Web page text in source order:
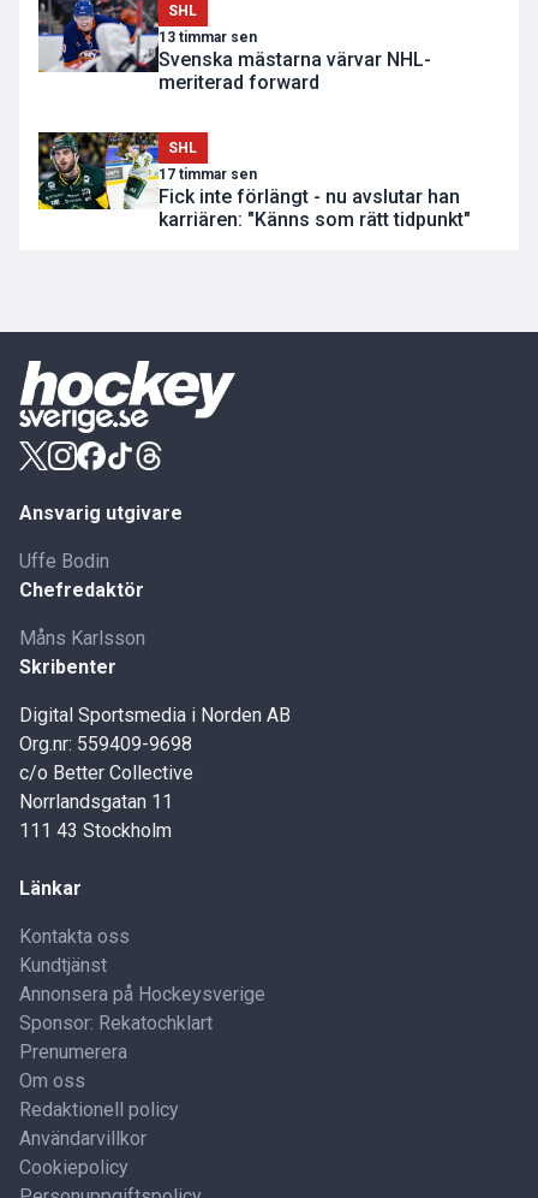
SHL
13 timmar sen
Svenska mästarna värvar NHL-
meriterad forward
SHL
17 timmar sen
Fick inte förlängt - nu avslutar han
karriären: "Känns som rätt tidpunkt"
Ansvarig utgivare
Uffe Bodin
Chefredaktör
Måns Karlsson
Skribenter
Digital Sportsmedia i Norden AB
Org.nr: 559409-9698
c/o Better Collective
Norrlandsgatan 11
111 43 Stockholm
Länkar
Kontakta oss
Kundtjänst
Annonsera på Hockeysverige
Sponsor: Rekatochklart
Prenumerera
Om oss
Redaktionell policy
Användarvillkor
Cookiepolicy